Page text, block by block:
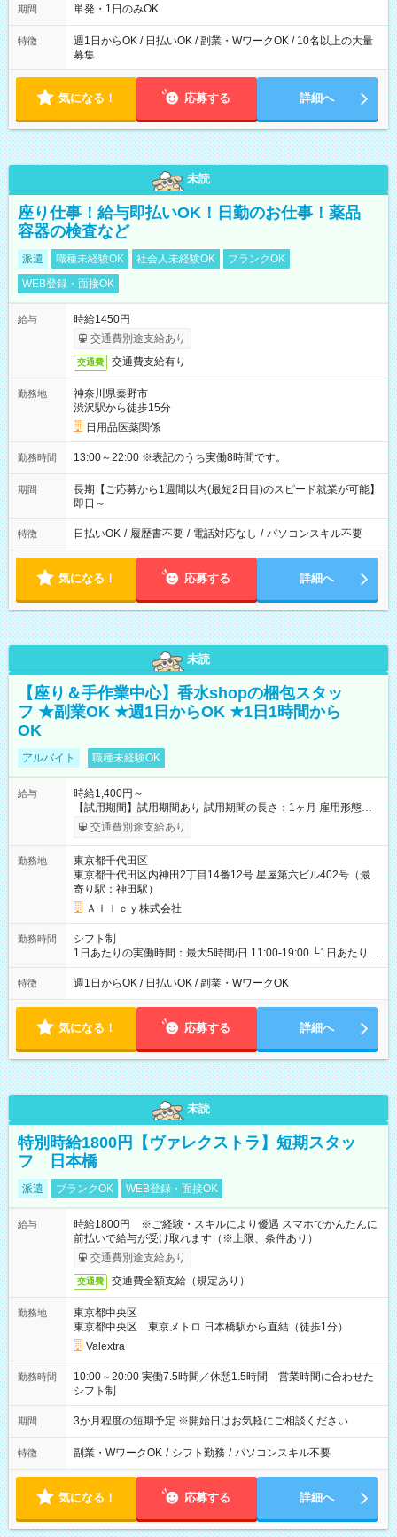
期間 単発・1日のみOK
特徴
週1日からOK / 日払いOK / 副業・WワークOK / 10名以上の大量
募集
気になる！ 応募する 詳細へ
未読
座り仕事！給与即払いOK！日勤のお仕事！薬品
容器の検査など
派遣 職種未経験OK 社会人未経験OK
ブランクOK
WEB登録・面接OK
給与
時給1450円
交通費別途支給あり
交通費 交通費支給有り
勤務地
神奈川県秦野市
渋沢駅から徒歩15分
日用品医薬関係
勤務時間 13:00～22:00 ※表記のうち実働8時間です。
期間
長期【ご応募から1週間以内(最短2日目)のスピード就業が可能】
即日～
特徴 日払いOK / 履歴書不要 / 電話対応なし / パソコンスキル不要
気になる！ 応募する 詳細へ
未読
【座り＆手作業中心】香水shopの梱包スタッ
フ ★副業OK ★週1日からOK ★1日1時間から
OK
アルバイト 職種未経験OK
給与
時給1,400円～
【試用期間】試用期間あり 試用期間の長さ：1ヶ月 雇用形態、
給与は本採用時と同じです。
交通費別途支給あり
勤務地
東京都千代田区
東京都千代田区内神田2丁目14番12号 星屋第六ビル402号（最
寄り駅：神田駅）
Ａｌｌｅｙ株式会社
勤務時間
シフト制
1日あたりの実働時間：最大5時間/日 11:00-19:00 └1日あたりの
実働時間：1-5時間 └上記の時間帯内であれば、いつでも勤務可
能！ └平日・土曜日の中で、お好きな曜日でご勤務いただけま
18:00 などのように、自由な働き方が可能なお仕事です！
特徴 週1日からOK / 日払いOK / 副業・WワークOK
気になる！ 応募する 詳細へ
未読
特別時給1800円【ヴァレクストラ】短期スタッ
フ 日本橋
派遣 ブランクOK WEB登録・面接OK
給与
時給1800円 ※ご経験・スキルにより優遇 スマホでかんたんに
前払いで給与が受け取れます（※上限、条件あり）
交通費別途支給あり
交通費 交通費全額支給（規定あり）
勤務地
東京都中央区
東京都中央区 東京メトロ 日本橋駅から直結（徒歩1分）
Valextra
勤務時間
10:00～20:00 実働7.5時間／休憩1.5時間 営業時間に合わせた
シフト制
期間 3か月程度の短期予定 ※開始日はお気軽にご相談ください
特徴 副業・WワークOK / シフト勤務 / パソコンスキル不要
気になる！ 応募する 詳細へ